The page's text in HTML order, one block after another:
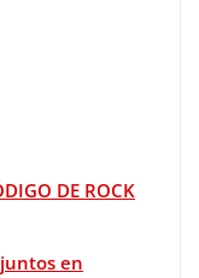
DE ROCK
en